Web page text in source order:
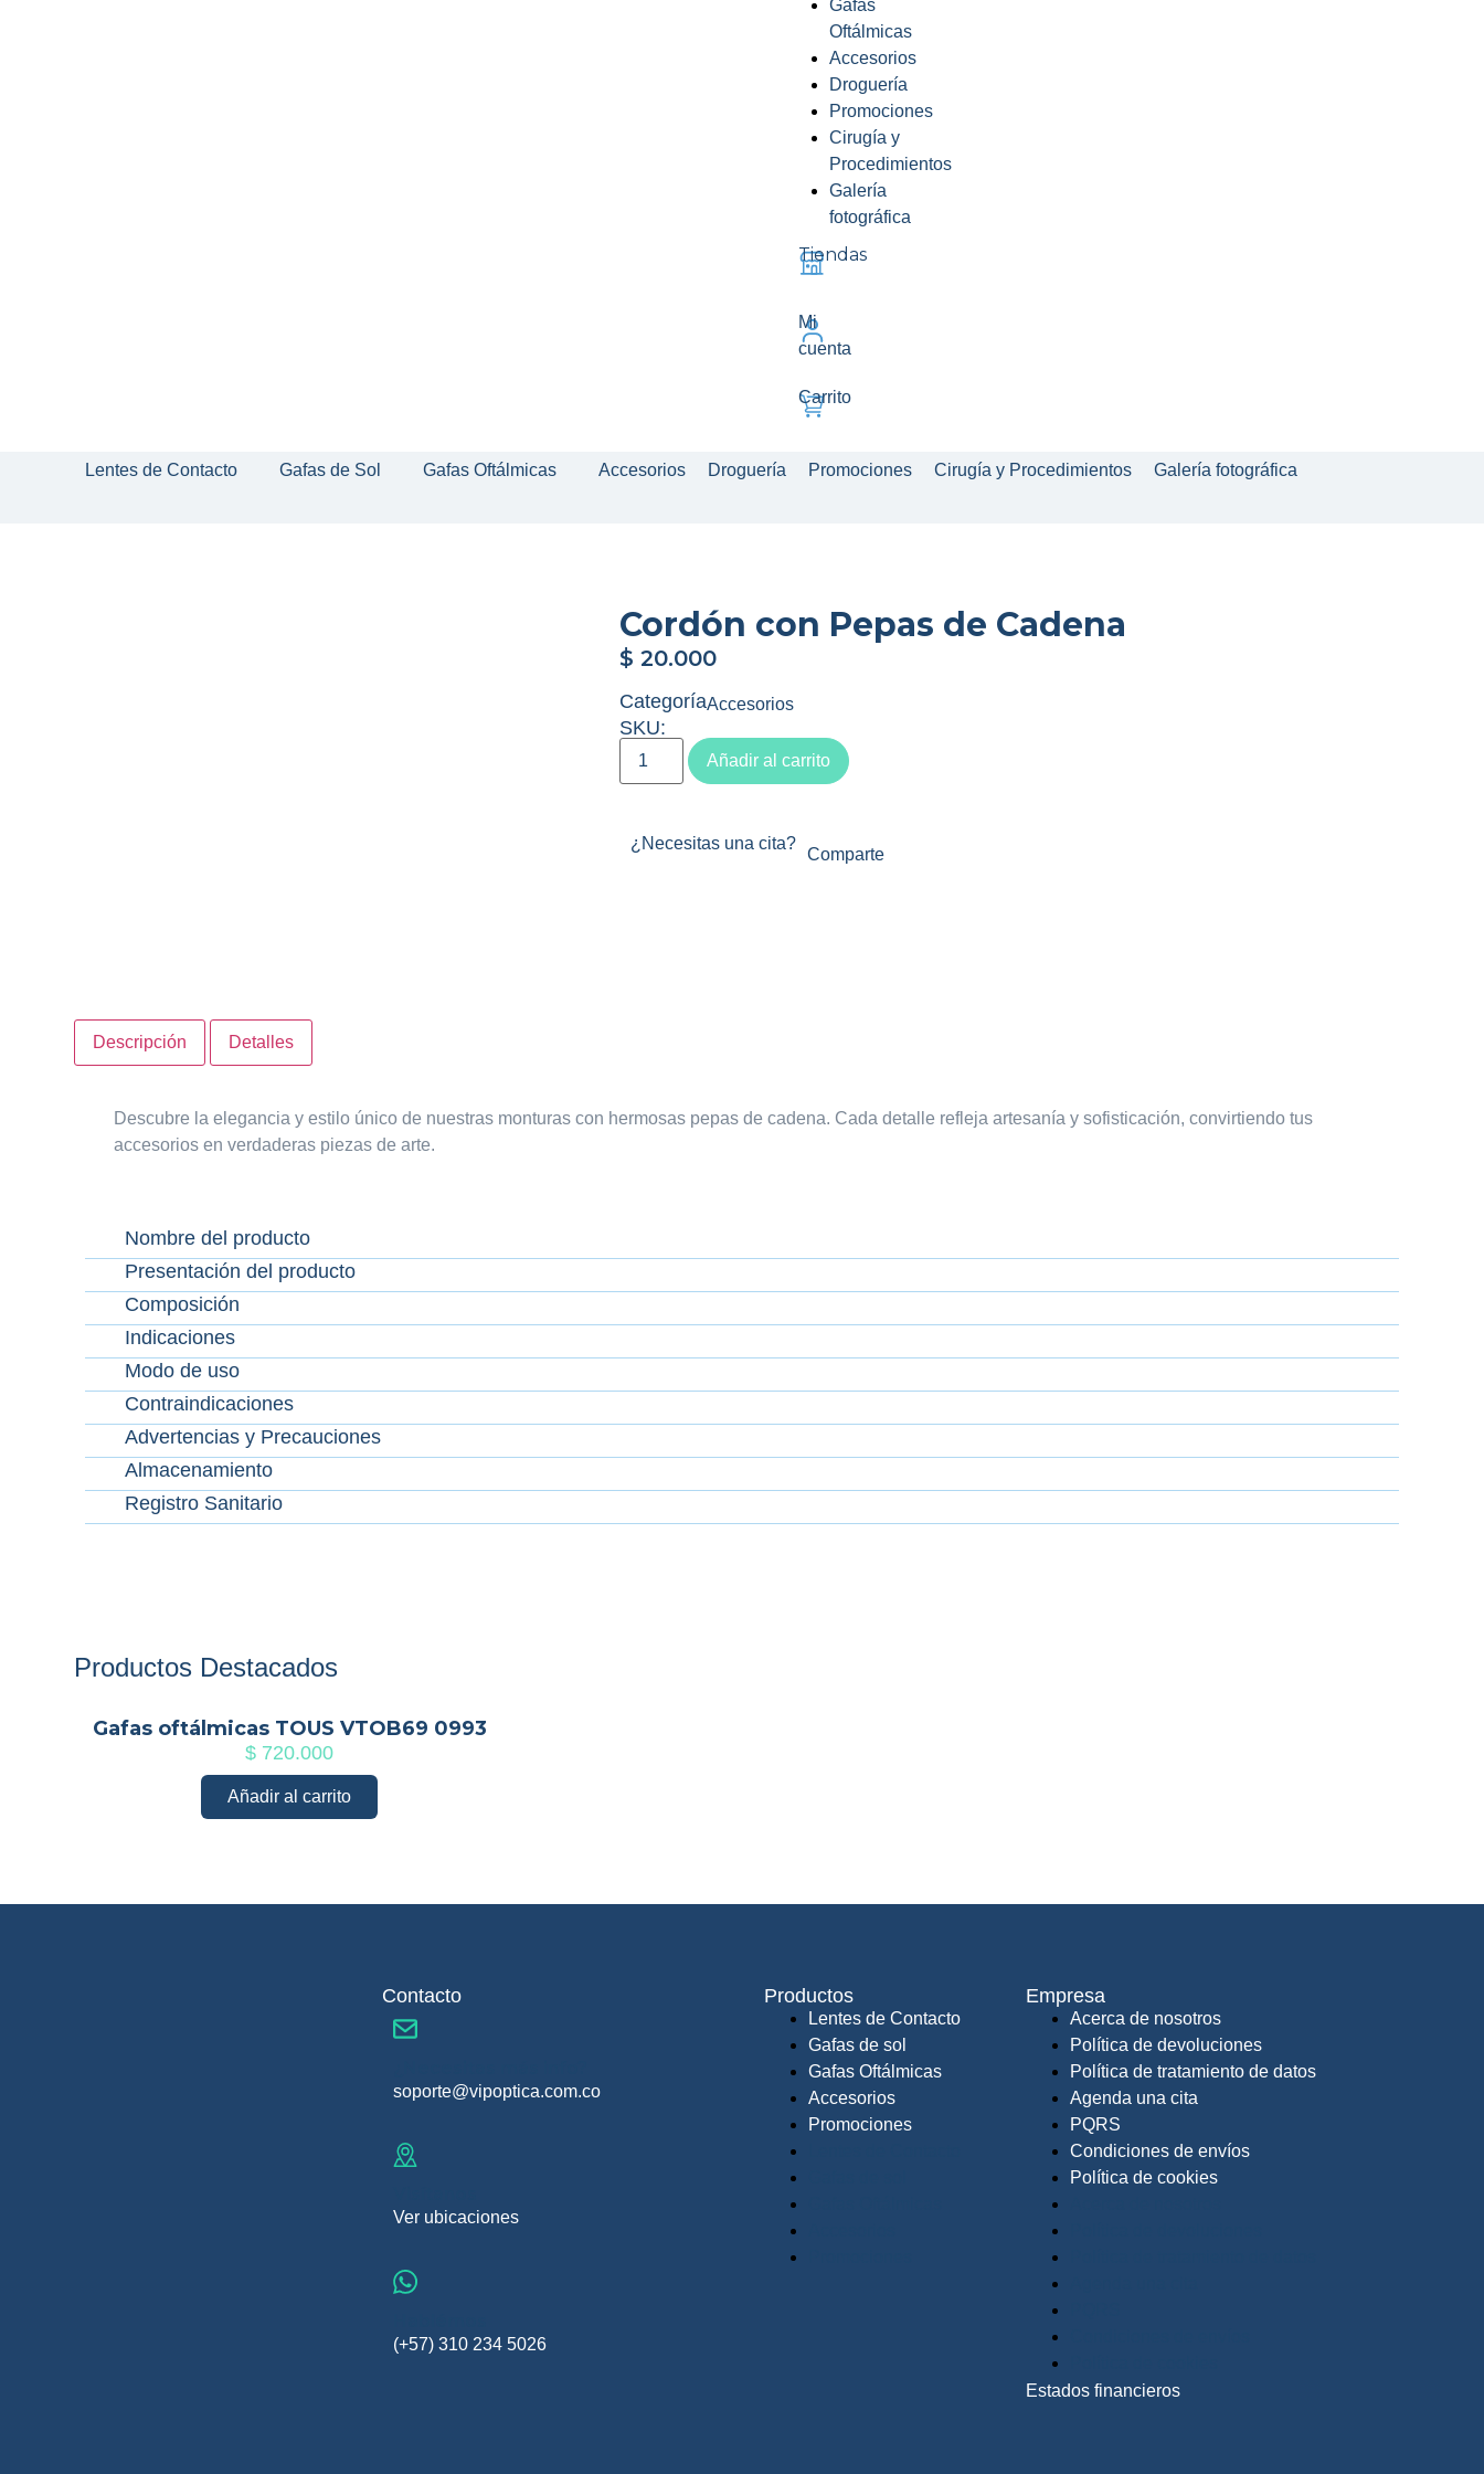
Gafas
Oftálmicas
Accesorios
Droguería
Promociones
Cirugía y
Procedimientos
Galería
fotográfica
Tiendas
Mi
cuenta
Carrito
Lentes de Contacto Gafas de Sol Gafas Oftálmicas Accesorios Droguería Promociones Cirugía y Procedimientos Galería fotográfica
Cordón con Pepas de Cadena
$ 20.000
CategoríaAccesorios
SKU:
Añadir al carrito
¿Necesitas una cita?
Comparte
Descripción Detalles
Descubre la elegancia y estilo único de nuestras monturas con hermosas pepas de cadena. Cada detalle refleja artesanía y sofisticación, convirtiendo tus
accesorios en verdaderas piezas de arte.
Nombre del producto
Presentación del producto
Composición
Indicaciones
Modo de uso
Contraindicaciones
Advertencias y Precauciones
Almacenamiento
Registro Sanitario
Productos Destacados
Gafas oftálmicas TOUS VTOB69 0993
$ 720.000
Añadir al carrito
Contacto
soporte@vipoptica.com.co
Ver ubicaciones
(+57) 310 234 5026
Productos
Lentes de Contacto
Gafas de sol
Gafas Oftálmicas
Accesorios
Promociones
Empresa
Acerca de nosotros
Política de devoluciones
Política de tratamiento de datos
Agenda una cita
PQRS
Condiciones de envíos
Política de cookies
Estados financieros